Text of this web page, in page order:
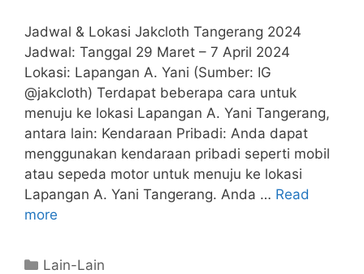
Jadwal & Lokasi Jakcloth Tangerang 2024
Jadwal: Tanggal 29 Maret – 7 April 2024
Lokasi: Lapangan A. Yani (Sumber: IG
@jakcloth) Terdapat beberapa cara untuk
menuju ke lokasi Lapangan A. Yani Tangerang,
antara lain: Kendaraan Pribadi: Anda dapat
menggunakan kendaraan pribadi seperti mobil
atau sepeda motor untuk menuju ke lokasi
Lapangan A. Yani Tangerang. Anda … Read
more
Categories
Lain-Lain